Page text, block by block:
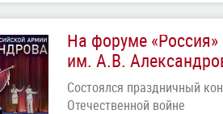
На форуме
им. А.В.
Состоялся праздничный
Отечественной войне